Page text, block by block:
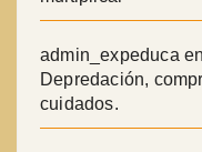
admin_expeduca en
Depredación,
cuidados.